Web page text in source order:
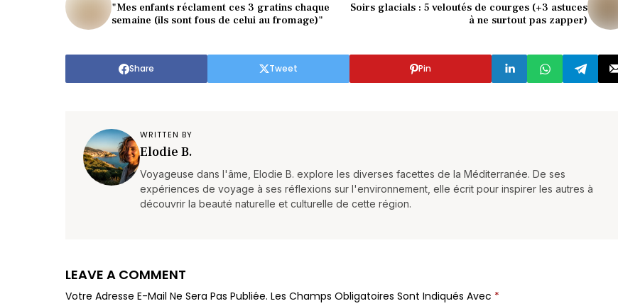
"Mes enfants réclament ces 3 gratins chaque
semaine (ils sont fous de celui au fromage)"
Soirs glacials : 5 veloutés de courges (+3 astuces
à ne surtout pas zapper)
Share Tweet Pin
WRITTEN BY
Elodie B.
Voyageuse dans l'âme, Elodie B. explore les diverses facettes de la Méditerranée. De ses
expériences de voyage à ses réflexions sur l'environnement, elle écrit pour inspirer les autres à
découvrir la beauté naturelle et culturelle de cette région.
LEAVE A COMMENT
Votre Adresse E-Mail Ne Sera Pas Publiée. Les Champs Obligatoires Sont Indiqués Avec *